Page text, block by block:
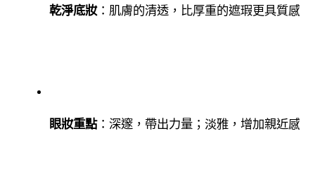
乾淨底妝：肌膚的清透，比厚重的遮瑕更具質感。
眼妝重點：深邃，帶出力量；淡雅，增加親近感。